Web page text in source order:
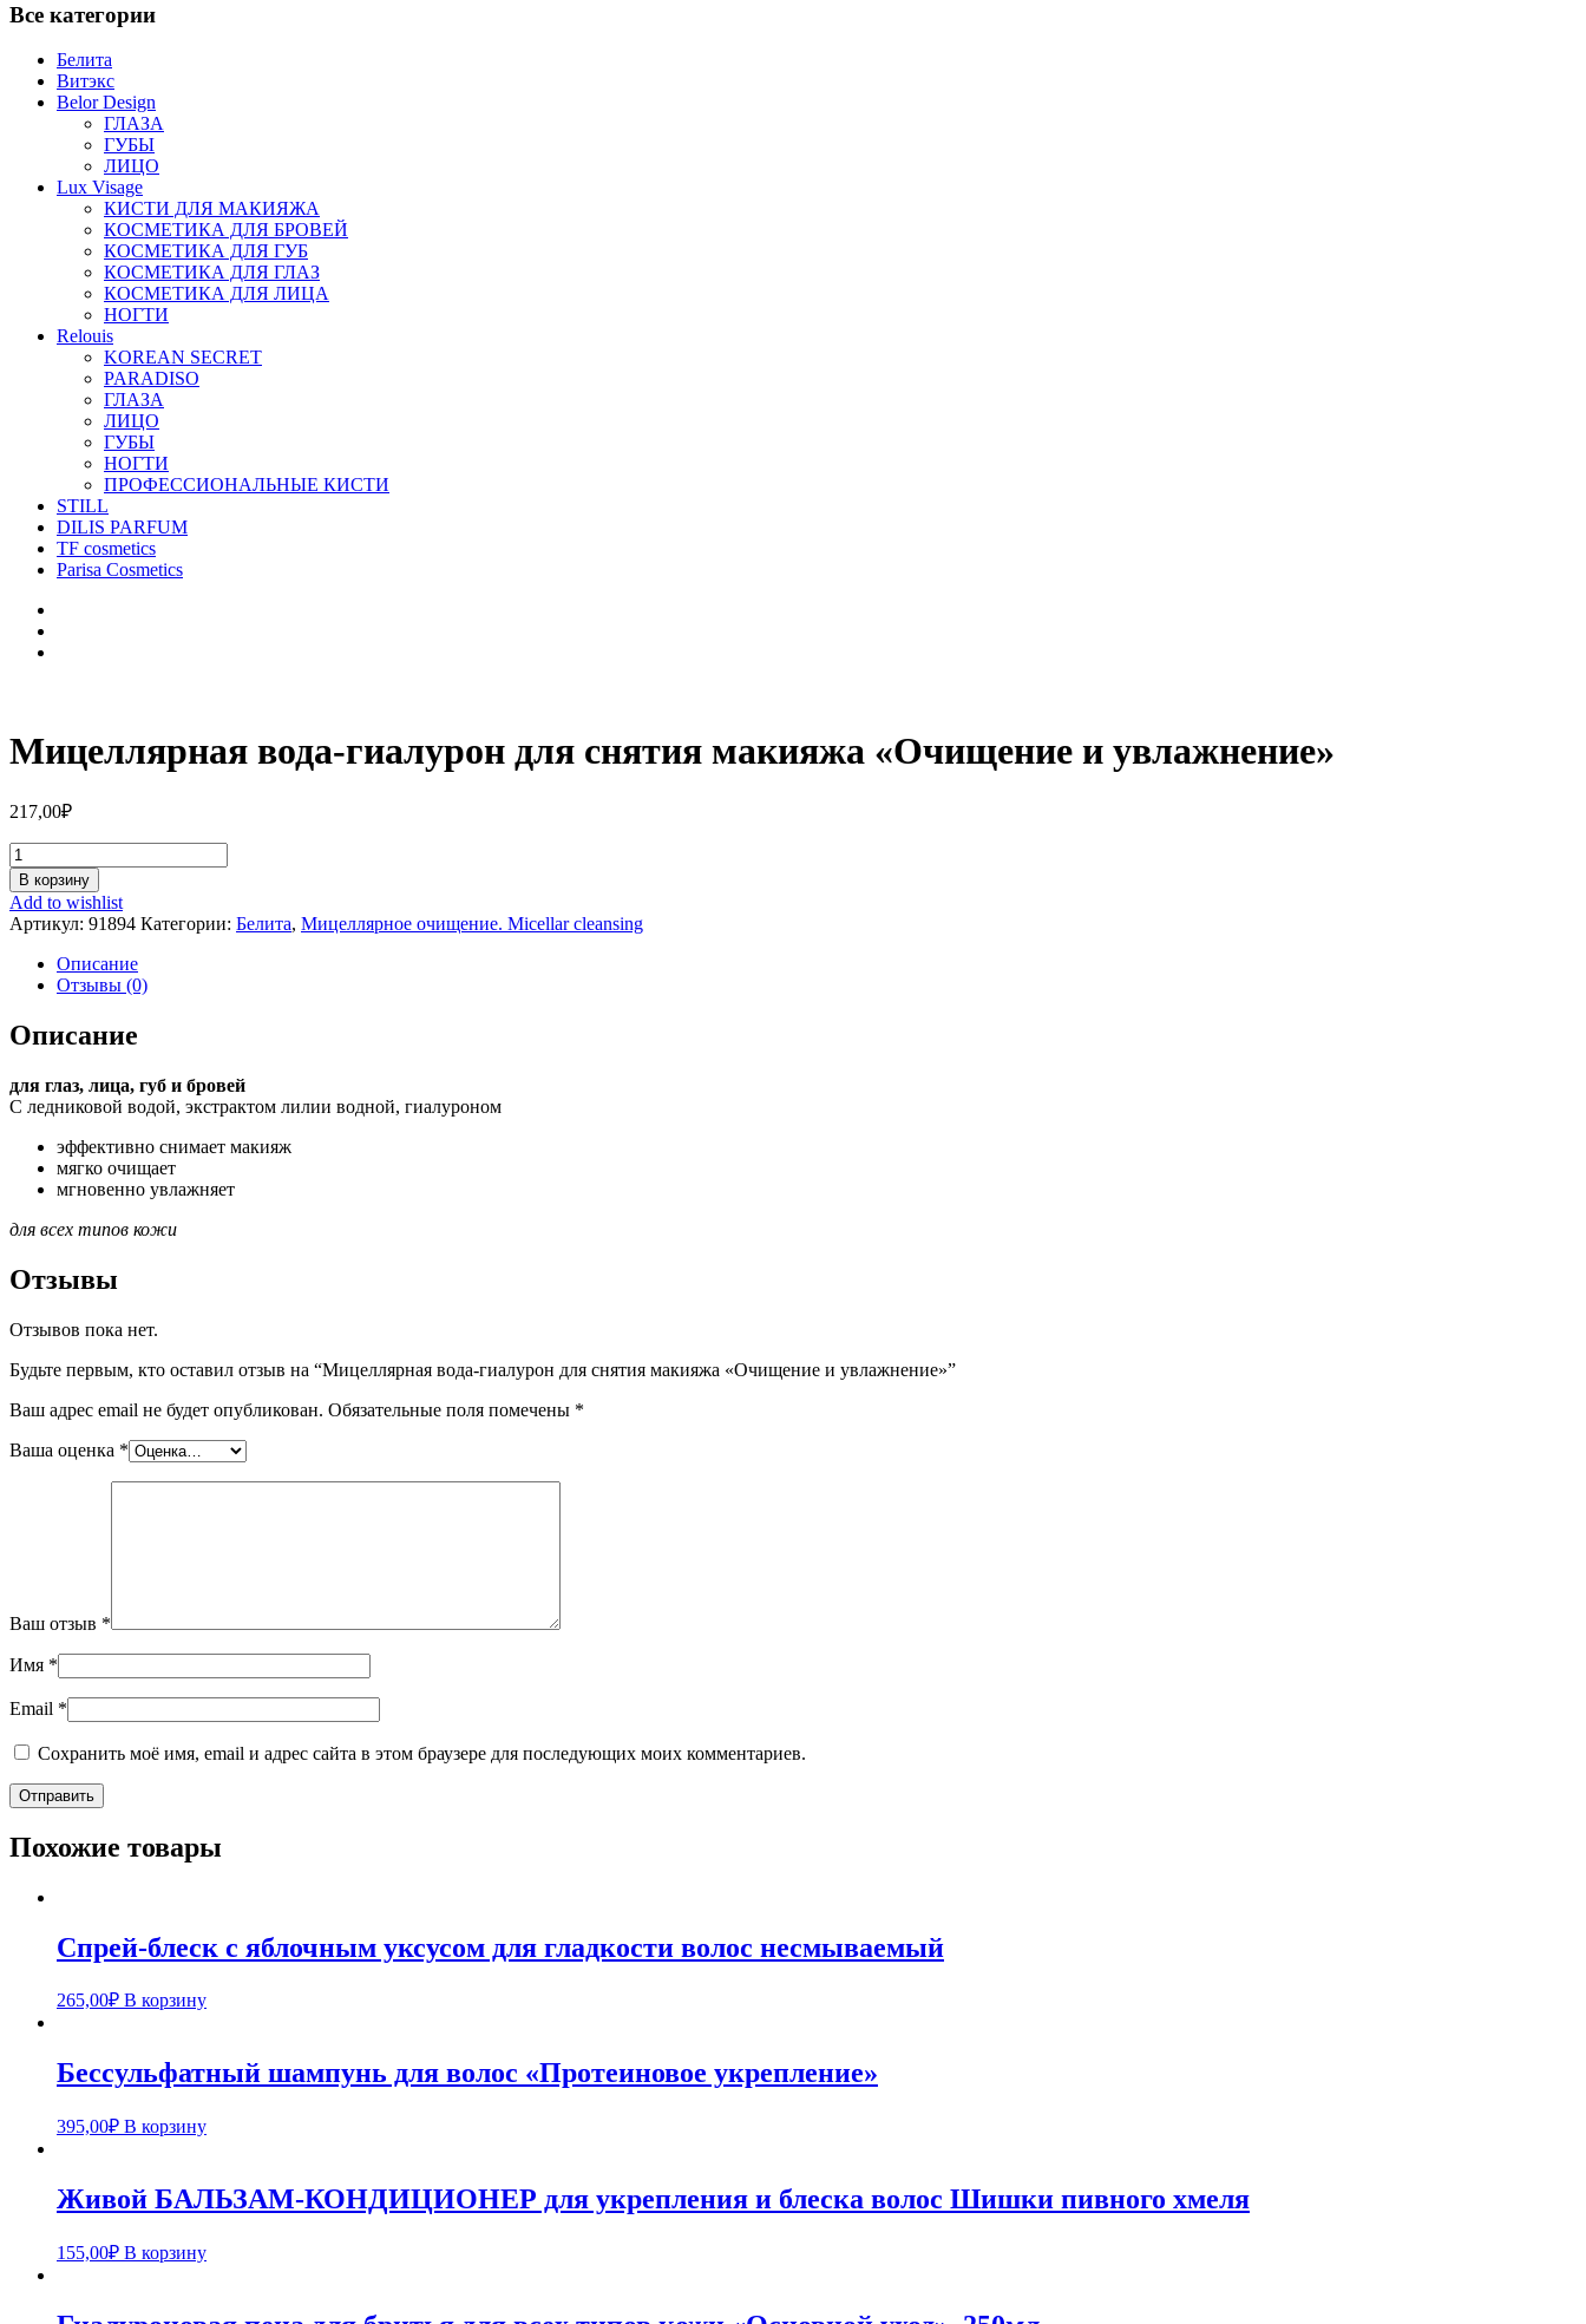
Все категории
Белита
Витэкс
Belor Design
ГЛАЗА
ГУБЫ
ЛИЦО
Lux Visage
КИСТИ ДЛЯ МАКИЯЖА
КОСМЕТИКА ДЛЯ БРОВЕЙ
КОСМЕТИКА ДЛЯ ГУБ
КОСМЕТИКА ДЛЯ ГЛАЗ
КОСМЕТИКА ДЛЯ ЛИЦА
НОГТИ
Relouis
KOREAN SECRET
PARADISO
ГЛАЗА
ЛИЦО
ГУБЫ
НОГТИ
ПРОФЕССИОНАЛЬНЫЕ КИСТИ
STILL
DILIS PARFUM
TF cosmetics
Parisa Cosmetics
Мицеллярная вода-гиалурон для снятия макияжа «Очищение и увлажнение»
217,00₽
Количество
Мицеллярная
вода-
гиалурон
для
снятия
макияжа
«Очищение
и
увлажнение»
В корзину
Add to wishlist
Артикул: 91894 Категории: Белита, Мицеллярное очищение. Micellar cleansing
Описание
Отзывы (0)
Описание
для глаз, лица, губ и бровей
С ледниковой водой, экстрактом лилии водной, гиалуроном
эффективно снимает макияж
мягко очищает
мгновенно увлажняет
для всех типов кожи
Отзывы
Отзывов пока нет.
Будьте первым, кто оставил отзыв на “Мицеллярная вода-гиалурон для снятия макияжа «Очищение и увлажнение»”
Ваш адрес email не будет опубликован. Обязательные поля помечены *
Ваша оценка *
Ваш отзыв *
Имя *
Email *
Сохранить моё имя, email и адрес сайта в этом браузере для последующих моих комментариев.
Похожие товары
Спрей-блеск с яблочным уксусом для гладкости волос несмываемый
265,00₽ В корзину
Бессульфатный шампунь для волос «Протеиновое укрепление»
395,00₽ В корзину
Живой БАЛЬЗАМ-КОНДИЦИОНЕР для укрепления и блеска волос Шишки пивного хмеля
155,00₽ В корзину